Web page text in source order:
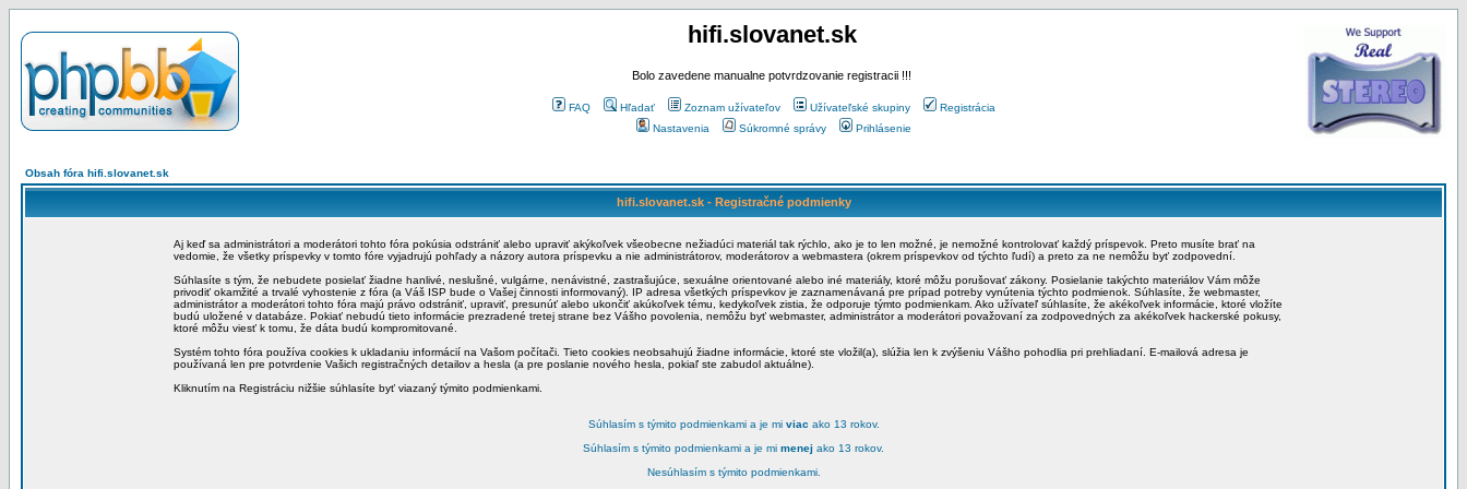
hifi.slovanet.sk
Bolo zavedene manualne potvrdzovanie registracii !!!
FAQ Hľadať Zoznam užívateľov Užívateľské skupiny
Registrácia
Nastavenia
Súkromné správy Prihlásenie
Obsah fóra hifi.slovanet.sk
hifi.slovanet.sk - Registračné podmienky
Aj keď sa administrátori a moderátori tohto fóra pokúsia odstrániť alebo upraviť akýkoľvek všeobecne nežiadúci materiál tak rýchlo, ako je to len možné, je nemožné kontrolovať každý príspevok. Preto musíte brať na
vedomie, že všetky príspevky v tomto fóre vyjadrujú pohľady a názory autora príspevku a nie administrátorov, moderátorov a webmastera (okrem príspevkov od týchto ľudí) a preto za ne nemôžu byť zodpovední.
Súhlasíte s tým, že nebudete posielať žiadne hanlivé, neslušné, vulgárne, nenávistné, zastrašujúce, sexuálne orientované alebo iné materiály, ktoré môžu porušovať zákony. Posielanie takýchto materiálov Vám môže
privodiť okamžité a trvalé vyhostenie z fóra (a Váš ISP bude o Vašej činnosti informovaný). IP adresa všetkých príspevkov je zaznamenávaná pre prípad potreby vynútenia týchto podmienok. Súhlasíte, že webmaster,
administrátor a moderátori tohto fóra majú právo odstrániť, upraviť, presunúť alebo ukončiť akúkoľvek tému, kedykoľvek zistia, že odporuje týmto podmienkam. Ako užívateľ súhlasíte, že akékoľvek informácie, ktoré vložíte
budú uložené v databáze. Pokiať nebudú tieto informácie prezradené tretej strane bez Vášho povolenia, nemôžu byť webmaster, administrátor a moderátori považovaní za zodpovedných za akékoľvek hackerské pokusy,
ktoré môžu viesť k tomu, že dáta budú kompromitované.
Systém tohto fóra používa cookies k ukladaniu informácií na Vašom počítači. Tieto cookies neobsahujú žiadne informácie, ktoré ste vložil(a), slúžia len k zvýšeniu Vášho pohodlia pri prehliadaní. E-mailová adresa je
používaná len pre potvrdenie Vašich registračných detailov a hesla (a pre poslanie nového hesla, pokiaľ ste zabudol aktuálne).
Kliknutím na Registráciu nižšie súhlasíte byť viazaný týmito podmienkami.
Súhlasím s týmito podmienkami a je mi viac ako 13 rokov.
Súhlasím s týmito podmienkami a je mi menej ako 13 rokov.
Nesúhlasím s týmito podmienkami.